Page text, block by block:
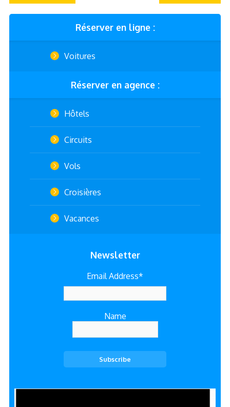
Réserver en ligne :
Voitures
Réserver en agence :
Hôtels
Circuits
Vols
Croisières
Vacances
Newsletter
Email Address*
Name